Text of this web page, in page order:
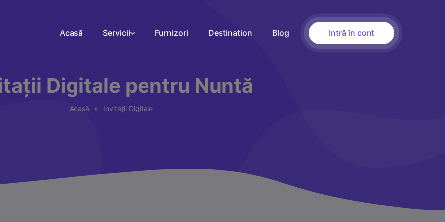
Acasă Servicii Furnizori Destination Blog Intră în cont
Digitale pentru Nuntă
Acasă » Invitații Digitale